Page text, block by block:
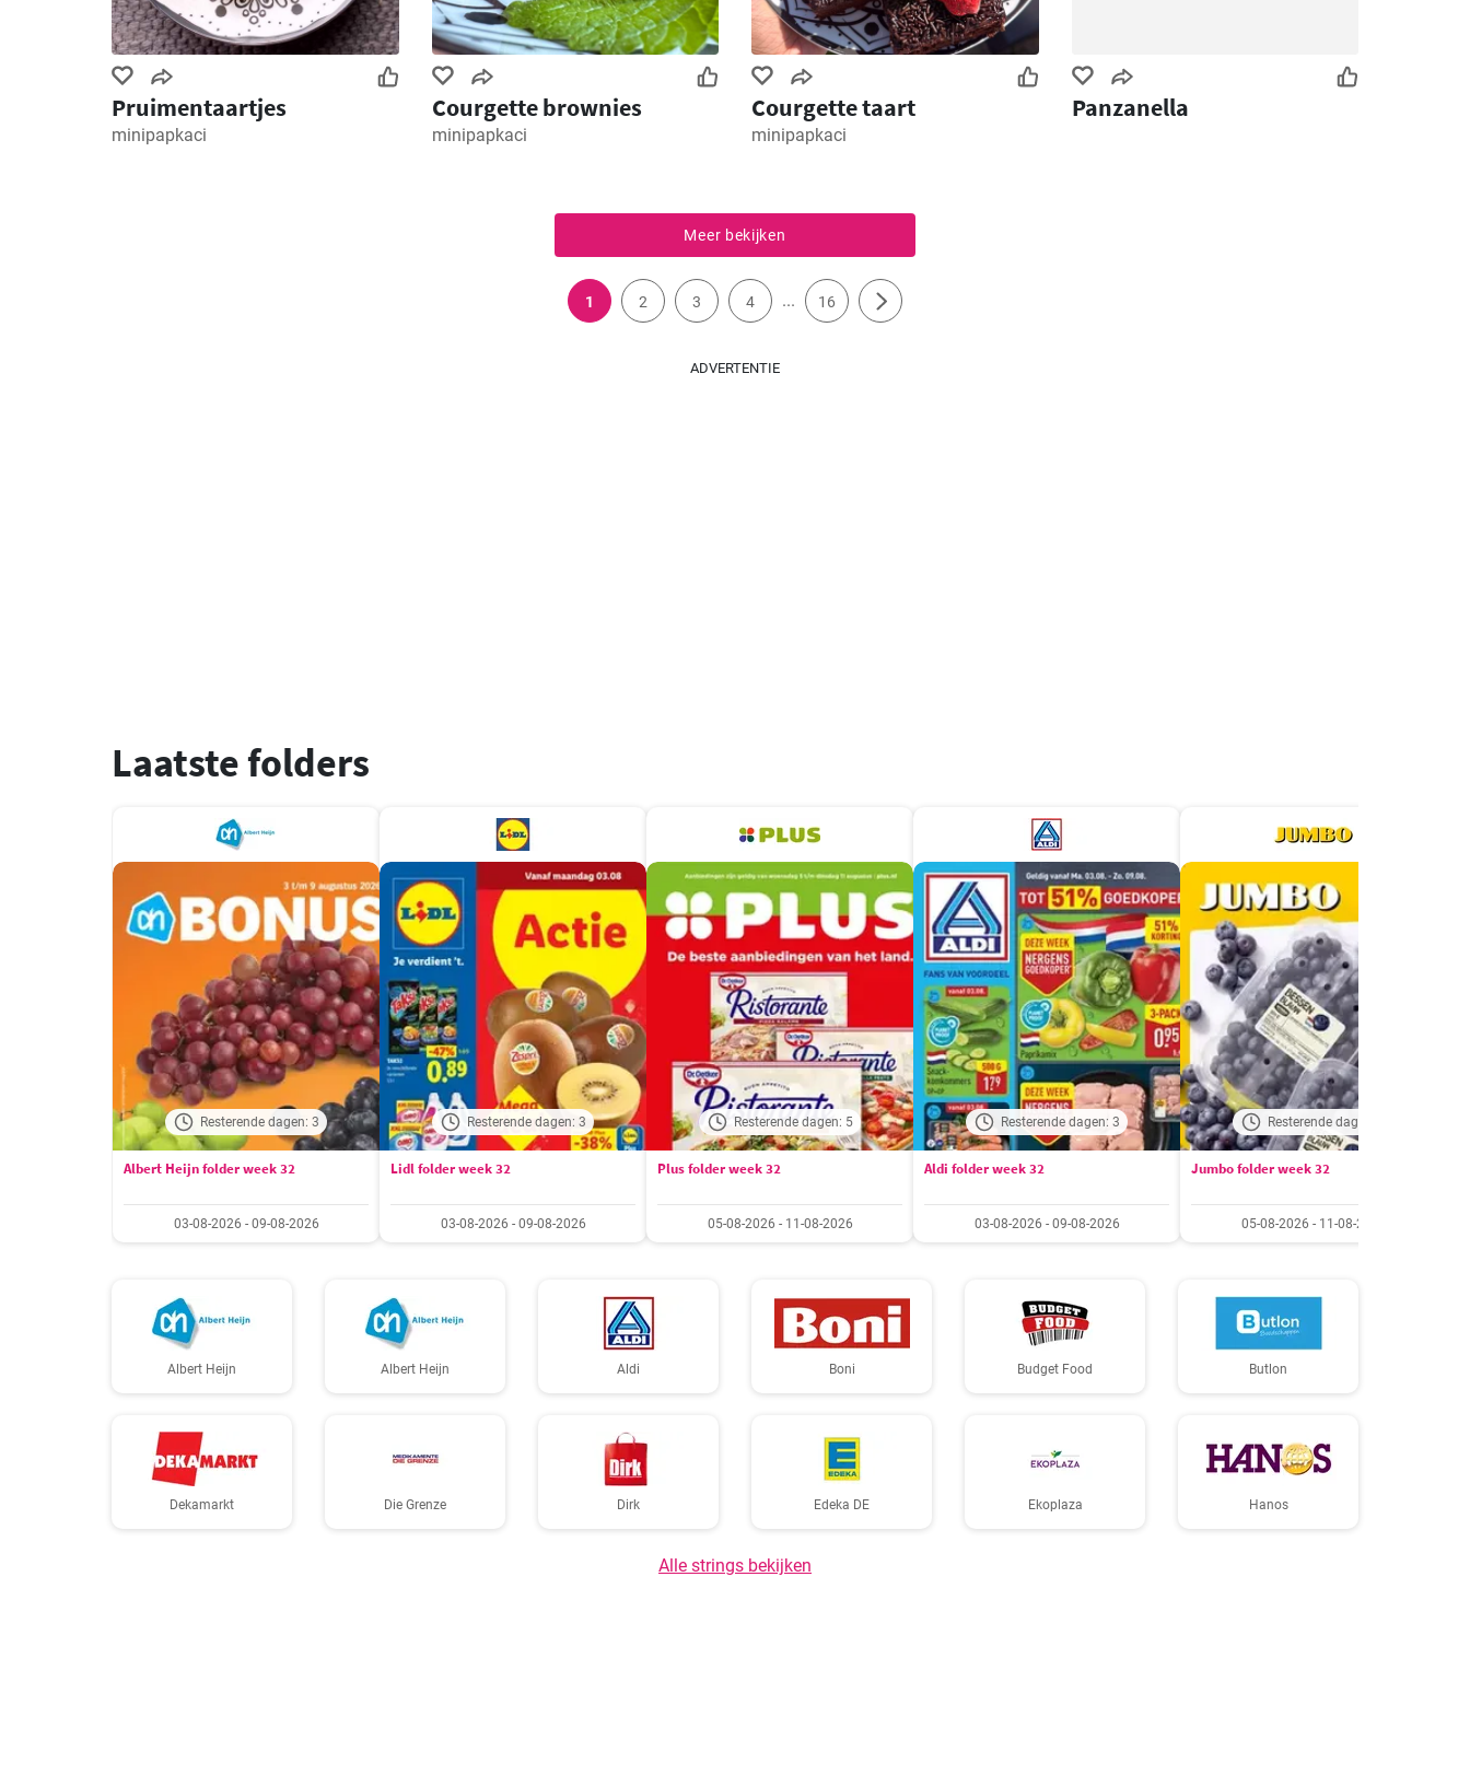
Pruimentaartjes
minipapkaci
Courgette brownies
minipapkaci
Courgette taart
minipapkaci
Panzanella
Meer bekijken
1 2 3 4 ... 16
ADVERTENTIE
Laatste folders
Resterende dagen: 3
Albert Heijn folder week 32
03-08-2026 - 09-08-2026
Resterende dagen: 3
Lidl folder week 32
03-08-2026 - 09-08-2026
Resterende dagen: 5
Plus folder week 32
05-08-2026 - 11-08-2026
Resterende dagen: 3
Aldi folder week 32
03-08-2026 - 09-08-2026
Resterende dagen: 5
Jumbo folder week 32
05-08-2026 - 11-08-2026
Albert Heijn Albert Heijn Aldi Boni Budget Food Butlon
Dekamarkt Die Grenze Dirk Edeka DE Ekoplaza Hanos
Alle strings bekijken